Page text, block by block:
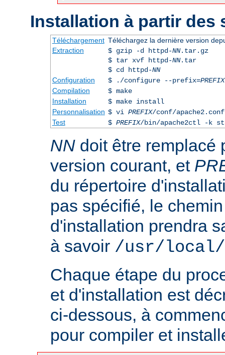
Installation à partir des
Téléchargement Téléchargez la dernière version
Extraction
$ gzip -d httpd-NN.tar.gz
$ tar xvf httpd-NN.tar
$ cd httpd-NN
Configuration
$ ./configure --prefix=PREFIX
Compilation
$ make
Installation
$ make install
Personnalisation $ vi PREFIX/conf/apache2.conf
Test
$ PREFIX/bin/apache2ctl -k
NN doit être remplacé
version courant, et
du répertoire
pas spécifié, le
d'installation prendra
à savoir /usr/local/
Chaque étape du
et d'installation est
ci-dessous, à
pour compiler et